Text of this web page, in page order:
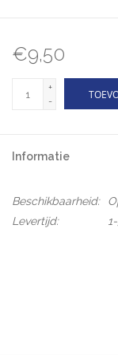
€9,50
+
-
Informatie
Beschikbaarheid:
Levertijd: